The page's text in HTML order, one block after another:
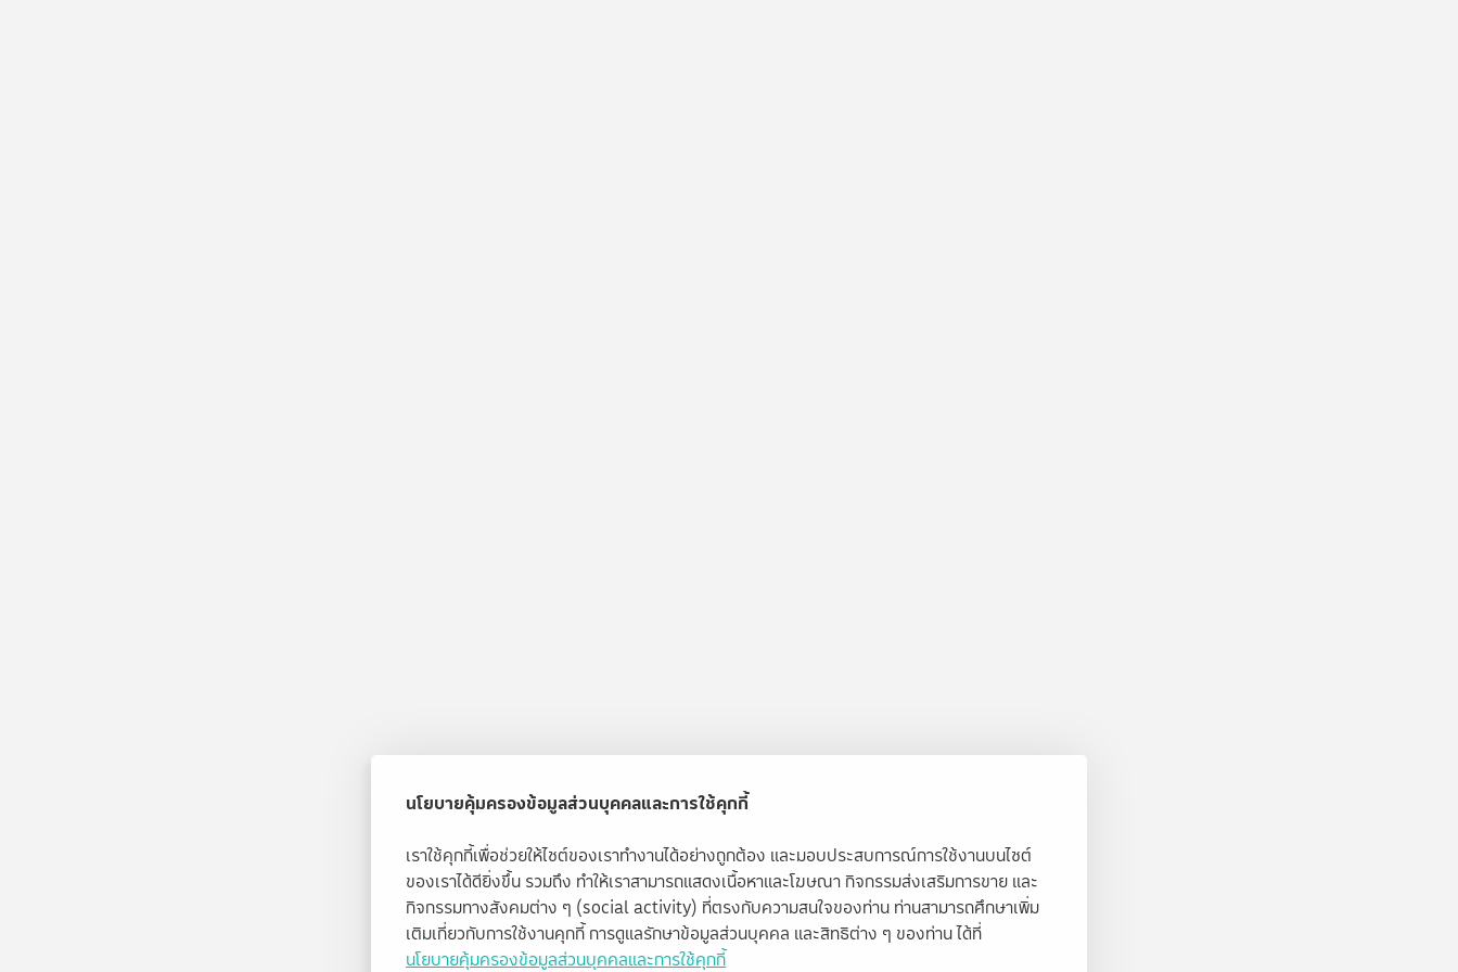
นโยบายคุ้มครองข้อมูลส่วนบุคคลและการใช้คุกกี้
เราใช้คุกกี้เพื่อช่วยให้ไซต์ของเราทำงานได้อย่างถูกต้อง และมอบประสบการณ์การใช้งานบนไซต์
ของเราได้ดียิ่งขึ้น รวมถึง ทำให้เราสามารถแสดงเนื้อหาและโฆษณา กิจกรรมส่งเสริมการขาย และ
กิจกรรมทางสังคมต่าง ๆ (social activity) ที่ตรงกับความสนใจของท่าน ท่านสามารถศึกษาเพิ่ม
เติมเกี่ยวกับการใช้งานคุกกี้ การดูแลรักษาข้อมูลส่วนบุคคล และสิทธิต่าง ๆ ของท่าน ได้ที่
นโยบายคุ้มครองข้อมูลส่วนบุคคลและการใช้คุกกี้